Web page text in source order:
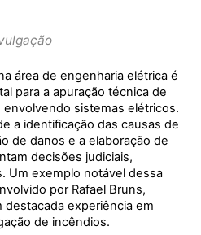
área de engenharia elétrica é
para a apuração técnica de
sistemas elétricos.
a identificação das causas de
de danos e a elaboração de
decisões judiciais,
Um exemplo notável dessa
por Rafael Bruns,
experiência em
de incêndios.